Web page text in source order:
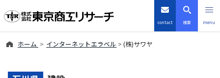
contact 検索 menu
ホーム インターネットエラベル (株)サワヤ